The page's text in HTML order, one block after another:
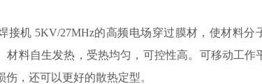
接机 5KV/27MHz的高频电场穿过膜材，使材料分
材料自生发热，受热均匀，可控性高。可移动工作
伤，还可以更好的散热定型。